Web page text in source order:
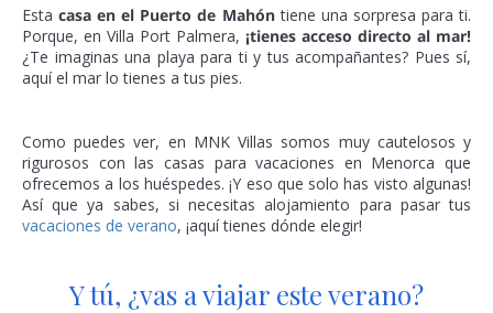
Estacasa en el Puerto de Mahóntiene una sorpresa para ti.
Porque, en Villa Port Palmera, ¡tienes acceso directo al mar!
¿Te imaginas una playa para ti y tus acompañantes? Pues sí,
aquí el mar lo tienes a tus pies.
Como puedes ver, en MNK Villas somos muy cautelosos y
rigurosos con las casas para vacaciones en Menorca que
ofrecemos a los huéspedes. ¡Y eso que solo has visto algunas!
Así que ya sabes, si necesitas alojamiento para pasar tus
vacaciones de verano, ¡aquí tienes dónde elegir!
Y tú, ¿vas a viajar este verano?